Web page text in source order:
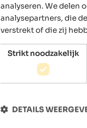
analyseren. We delen
analysepartners, die
verstrekt of die zij
Strikt noodzakelijk
DETAILS